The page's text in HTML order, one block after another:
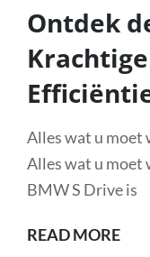
Ontdek
Alles wat u moet
Alles wat u moet
BMW S Drive is
READ MORE